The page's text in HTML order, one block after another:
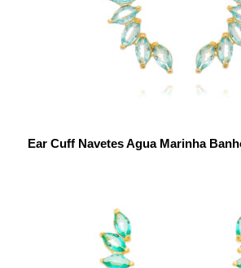
Ear Cuff Navetes Agua Marinha